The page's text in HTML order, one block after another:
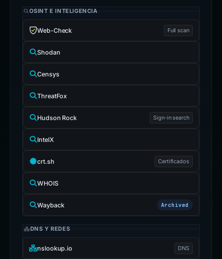
OSINT E INTELIGENCIA
Web-Check Full scan
Shodan
Censys
ThreatFox
Hudson Rock Sign-in search
IntelX
crt.sh Certificados
WHOIS
Wayback Archived
DNS Y REDES
nslookup.io DNS